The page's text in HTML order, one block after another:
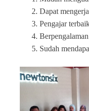
Dapat
Pengajar
Berpengalaman
Sudah